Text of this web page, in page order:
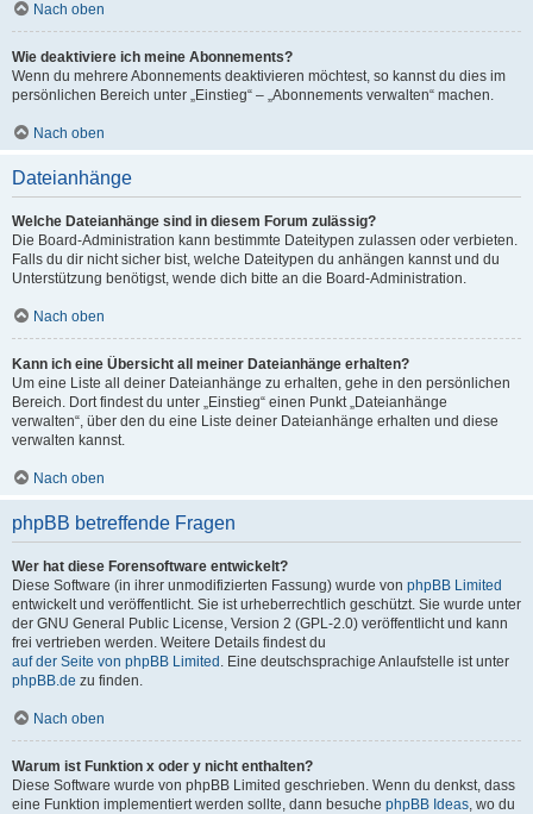
Nach oben
Wie deaktiviere ich meine Abonnements?
Wenn du mehrere Abonnements deaktivieren möchtest, so kannst du dies im
persönlichen Bereich unter „Einstieg“ – „Abonnements verwalten“ machen.
Nach oben
Dateianhänge
Welche Dateianhänge sind in diesem Forum zulässig?
Die Board-Administration kann bestimmte Dateitypen zulassen oder verbieten.
Falls du dir nicht sicher bist, welche Dateitypen du anhängen kannst und du
Unterstützung benötigst, wende dich bitte an die Board-Administration.
Nach oben
Kann ich eine Übersicht all meiner Dateianhänge erhalten?
Um eine Liste all deiner Dateianhänge zu erhalten, gehe in den persönlichen
Bereich. Dort findest du unter „Einstieg“ einen Punkt „Dateianhänge
verwalten“, über den du eine Liste deiner Dateianhänge erhalten und diese
verwalten kannst.
Nach oben
phpBB betreffende Fragen
Wer hat diese Forensoftware entwickelt?
Diese Software (in ihrer unmodifizierten Fassung) wurde von phpBB Limited
entwickelt und veröffentlicht. Sie ist urheberrechtlich geschützt. Sie wurde unter
der GNU General Public License, Version 2 (GPL-2.0) veröffentlicht und kann
frei vertrieben werden. Weitere Details findest du
auf der Seite von phpBB Limited . Eine deutschsprachige Anlaufstelle ist unter
phpBB.de zu finden.
Nach oben
Warum ist Funktion x oder y nicht enthalten?
Diese Software wurde von phpBB Limited geschrieben. Wenn du denkst, dass
eine Funktion implementiert werden sollte, dann besuche phpBB Ideas, wo du